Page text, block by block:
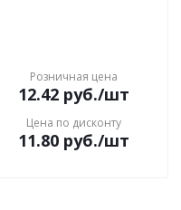
Розничная цена
12.42руб./шт
Цена по дисконту
11.80руб./шт